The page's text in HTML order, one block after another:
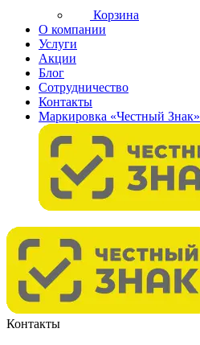
Корзина
О компании
Услуги
Акции
Блог
Сотрудничество
Контакты
Маркировка «Честный Знак»
Контакты